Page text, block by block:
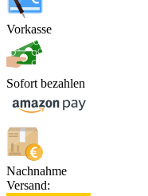
Vorkasse
Sofort bezahlen
Nachnahme
Versand: